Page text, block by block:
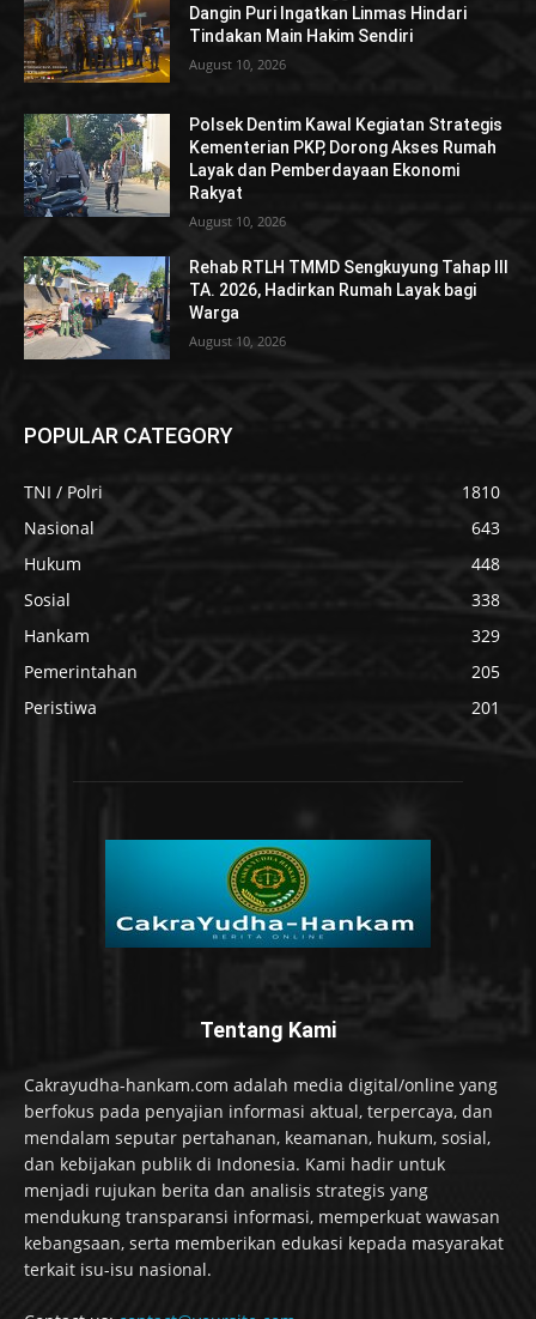
Dangin Puri Ingatkan Linmas Hindari
Tindakan Main Hakim Sendiri
August 10, 2026
Polsek Dentim Kawal Kegiatan Strategis
Kementerian PKP, Dorong Akses Rumah
Layak dan Pemberdayaan Ekonomi
Rakyat
August 10, 2026
Rehab RTLH TMMD Sengkuyung Tahap III
TA. 2026, Hadirkan Rumah Layak bagi
Warga
August 10, 2026
POPULAR CATEGORY
TNI / Polri
1810
Nasional
643
Hukum
448
Sosial
338
Hankam
329
Pemerintahan
205
Peristiwa
201
Tentang Kami
Cakrayudha-hankam.com adalah media digital/online yang
berfokus pada penyajian informasi aktual, terpercaya, dan
mendalam seputar pertahanan, keamanan, hukum, sosial,
dan kebijakan publik di Indonesia. Kami hadir untuk
menjadi rujukan berita dan analisis strategis yang
mendukung transparansi informasi, memperkuat wawasan
kebangsaan, serta memberikan edukasi kepada masyarakat
terkait isu-isu nasional.